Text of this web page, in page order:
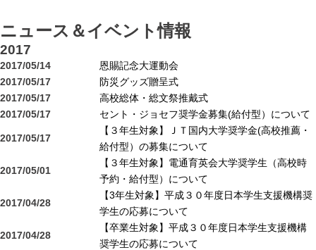
ニュース＆イベント情報
2017
2017/05/14
恩賜記念大運動会
2017/05/17
防災グッズ贈呈式
2017/05/17
高校総体・総文祭推戴式
2017/05/17
セント・ジョセフ奨学金募集(給付型）について
2017/05/17
【３年生対象】ＪＴ国内大学奨学金(高校推薦・
給付型）の募集について
2017/05/01
【３年生対象】電通育英会大学奨学生（高校時
予約・給付型）について
2017/04/28
【3年生対象】平成３０年度日本学生支援機構奨
学生の応募について
2017/04/28
【卒業生対象】平成３０年度日本学生支援機構
奨学生の応募について